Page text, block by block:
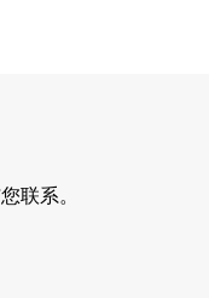
联系。